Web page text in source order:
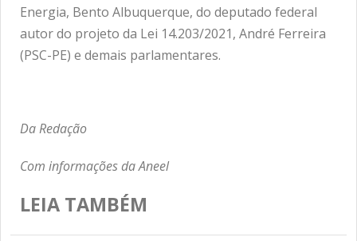
Energia, Bento Albuquerque, do deputado federal
autor do projeto da Lei 14.203/2021, André Ferreira
(PSC-PE) e demais parlamentares.
Da Redação
Com informações da Aneel
LEIA TAMBÉM